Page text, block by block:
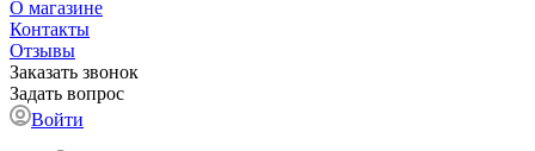
О магазине
Контакты
Отзывы
Заказать звонок
Задать вопрос
Войти